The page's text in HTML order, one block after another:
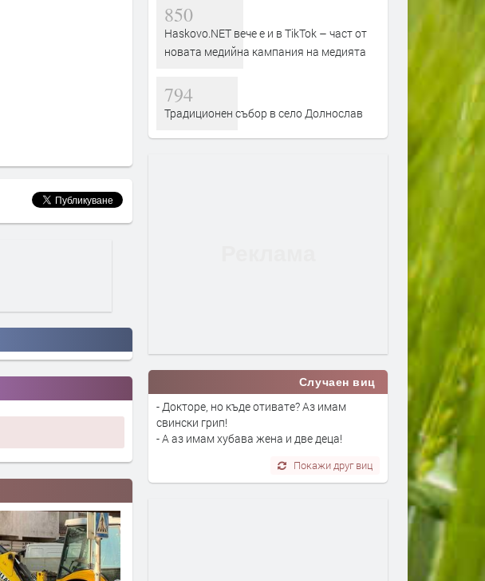
850
Haskovo.NET вече е и в TikTok – част от
новата медийна кампания на медията
794
Традиционен събор в село Долнослав
Случаен виц
- Докторе, но къде отивате? Аз имам
свински грип!
- А аз имам хубава жена и две деца!
Покажи друг виц